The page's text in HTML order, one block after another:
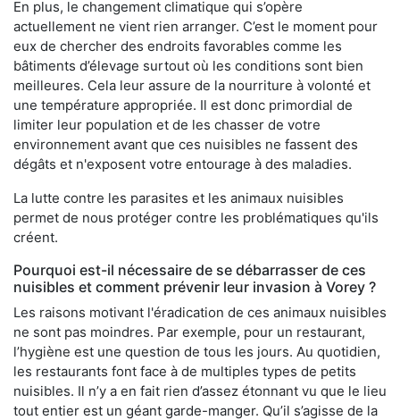
En plus, le changement climatique qui s’opère
actuellement ne vient rien arranger. C’est le moment pour
eux de chercher des endroits favorables comme les
bâtiments d’élevage surtout où les conditions sont bien
meilleures. Cela leur assure de la nourriture à volonté et
une température appropriée. Il est donc primordial de
limiter leur population et de les chasser de votre
environnement avant que ces nuisibles ne fassent des
dégâts et n'exposent votre entourage à des maladies.
La lutte contre les parasites et les animaux nuisibles
permet de nous protéger contre les problématiques qu'ils
créent.
Pourquoi est-il nécessaire de se débarrasser de ces
nuisibles et comment prévenir leur invasion à Vorey ?
Les raisons motivant l'éradication de ces animaux nuisibles
ne sont pas moindres. Par exemple, pour un restaurant,
l’hygiène est une question de tous les jours. Au quotidien,
les restaurants font face à de multiples types de petits
nuisibles. Il n’y a en fait rien d’assez étonnant vu que le lieu
tout entier est un géant garde-manger. Qu’il s’agisse de la